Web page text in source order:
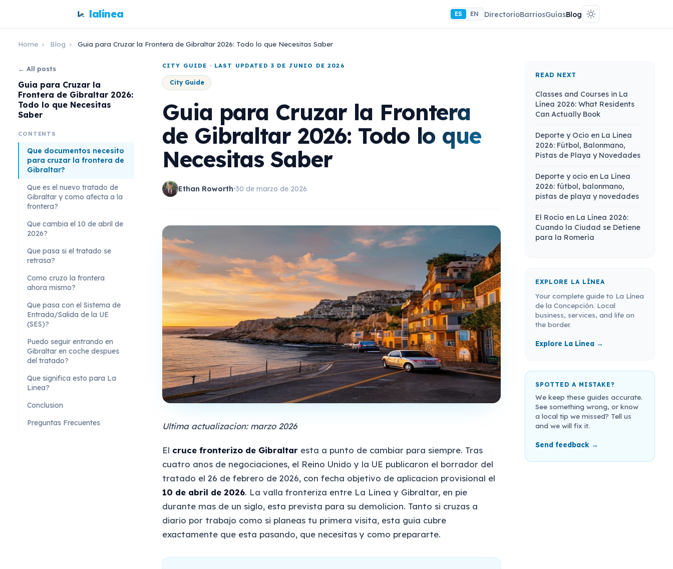
lalínea ES EN DirectorioBarriosGuíasBlog
Home › Blog › Guia para Cruzar la Frontera de Gibraltar 2026: Todo lo que Necesitas Saber
← All posts
Guia para Cruzar la
Frontera de Gibraltar 2026:
Todo lo que Necesitas
Saber
CONTENTS
Que documentos necesito
para cruzar la frontera de
Gibraltar?
Que es el nuevo tratado de
Gibraltar y como afecta a la
frontera?
Que cambia el 10 de abril de
2026?
Que pasa si el tratado se
retrasa?
Como cruzo la frontera
ahora mismo?
Que pasa con el Sistema de
Entrada/Salida de la UE
(SES)?
Puedo seguir entrando en
Gibraltar en coche despues
del tratado?
Que significa esto para La
Linea?
Conclusion
Preguntas Frecuentes
CITY GUIDE · LAST UPDATED 3 DE JUNIO DE 2026
City Guide
Guia para Cruzar la Frontera
de Gibraltar 2026: Todo lo que
Necesitas Saber
Ethan Roworth•30 de marzo de 2026
Ultima actualizacion: marzo 2026
El cruce fronterizo de Gibraltar esta a punto de cambiar para siempre. Tras
cuatro anos de negociaciones, el Reino Unido y la UE publicaron el borrador del
tratado el 26 de febrero de 2026, con fecha objetivo de aplicacion provisional el
10 de abril de 2026. La valla fronteriza entre La Linea y Gibraltar, en pie
durante mas de un siglo, esta prevista para su demolicion. Tanto si cruzas a
diario por trabajo como si planeas tu primera visita, esta guia cubre
exactamente que esta pasando, que necesitas y como prepararte.
READ NEXT
Classes and Courses in La
Línea 2026: What Residents
Can Actually Book
Deporte y Ocio en La Linea
2026: Fútbol, Balonmano,
Pistas de Playa y Novedades
Deporte y ocio en La Línea
2026: fútbol, balonmano,
pistas de playa y novedades
El Rocío en La Línea 2026:
Cuando la Ciudad se Detiene
para la Romería
EXPLORE LA LÍNEA
Your complete guide to La Línea
de la Concepción. Local
business, services, and life on
the border.
Explore La Línea →
SPOTTED A MISTAKE?
We keep these guides accurate.
See something wrong, or know
a local tip we missed? Tell us
and we will fix it.
Send feedback →